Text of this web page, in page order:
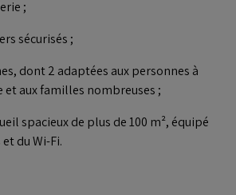
;
sécurisés ;
dont 2 adaptées aux personnes à
aux familles nombreuses ;
spacieux de plus de 100 m², équipé
du Wi-Fi.